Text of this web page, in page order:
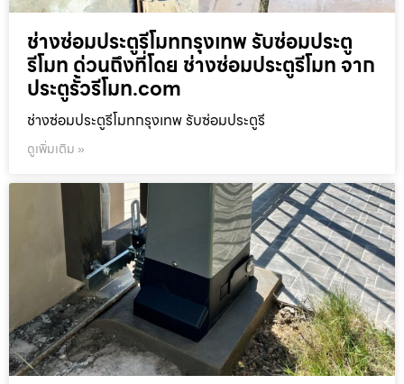
ช่างซ่อมประตูรีโมทกรุงเทพ รับซ่อมประตู
รีโมท ด่วนถึงที่โดย ช่างซ่อมประตูรีโมท จาก
ประตูรั้วรีโมท.com
ช่างซ่อมประตูรีโมทกรุงเทพ รับซ่อมประตูรี
ดูเพิ่มเติม »